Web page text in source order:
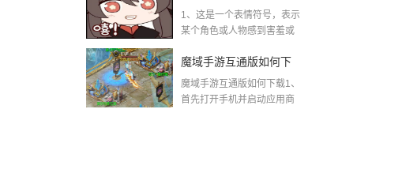
原神胡桃脸红流口水翻
1、这是一个表情符号，表示
某个角色或人物感到害羞或
魔域手游互通版如何下
载(魔域手游怀旧互通版)
魔域手游互通版如何下载1、
首先打开手机并启动应用商